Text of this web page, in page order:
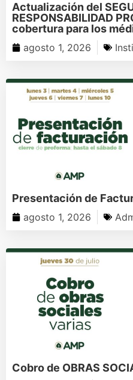
Actualización del
RESPONSABILIDAD
cobertura para los
agosto 1, 2026
Presentación de
agosto 1, 2026
Cobro de OBRAS